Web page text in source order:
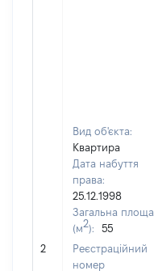
2
Вид об'єкта:
Квартира
Дата набуття
права:
25.12.1998
Загальна площа
(м2):
55
Реєстраційний
номер